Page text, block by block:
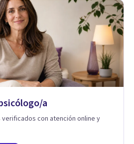
a
con atención online y